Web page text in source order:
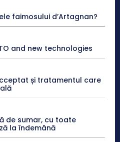
faimosului d’Artagnan?
and new technologies
și tratamentul care
de sumar, cu toate
la îndemână